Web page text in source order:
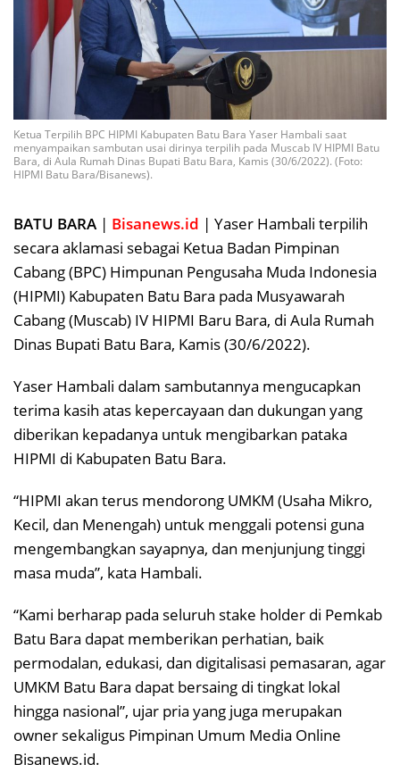
Ketua Terpilih BPC HIPMI Kabupaten Batu Bara Yaser Hambali saat
menyampaikan sambutan usai dirinya terpilih pada Muscab IV HIPMI Batu
Bara, di Aula Rumah Dinas Bupati Batu Bara, Kamis (30/6/2022). (Foto:
HIPMI Batu Bara/Bisanews).
BATU BARA | Bisanews.id | Yaser Hambali terpilih
secara aklamasi sebagai Ketua Badan Pimpinan
Cabang (BPC) Himpunan Pengusaha Muda Indonesia
(HIPMI) Kabupaten Batu Bara pada Musyawarah
Cabang (Muscab) IV HIPMI Baru Bara, di Aula Rumah
Dinas Bupati Batu Bara, Kamis (30/6/2022).
Yaser Hambali dalam sambutannya mengucapkan
terima kasih atas kepercayaan dan dukungan yang
diberikan kepadanya untuk mengibarkan pataka
HIPMI di Kabupaten Batu Bara.
“HIPMI akan terus mendorong UMKM (Usaha Mikro,
Kecil, dan Menengah) untuk menggali potensi guna
mengembangkan sayapnya, dan menjunjung tinggi
masa muda”, kata Hambali.
“Kami berharap pada seluruh stake holder di Pemkab
Batu Bara dapat memberikan perhatian, baik
permodalan, edukasi, dan digitalisasi pemasaran, agar
UMKM Batu Bara dapat bersaing di tingkat lokal
hingga nasional”, ujar pria yang juga merupakan
owner sekaligus Pimpinan Umum Media Online
Bisanews.id.